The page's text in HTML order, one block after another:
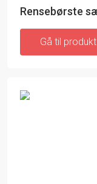
Gå til produkt